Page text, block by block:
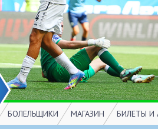
БОЛЕЛЬЩИКИ
МАГАЗИН
БИЛЕТЫ И